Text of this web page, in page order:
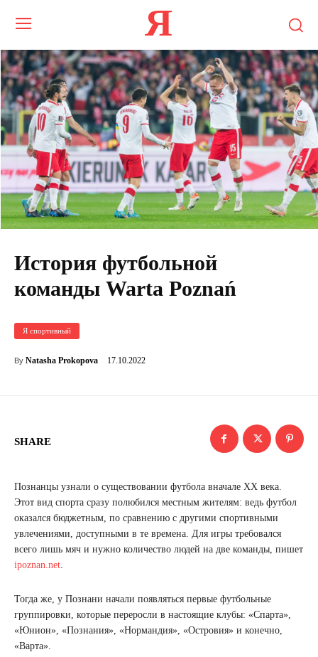
Я
История футбольной
команды Warta Poznań
Я спортивный
By Natasha Prokopova 17.10.2022
SHARE
Познанцы узнали о существовании футбола вначале ХХ века.
Этот вид спорта сразу полюбился местным жителям: ведь футбол
оказался бюджетным, по сравнению с другими спортивными
увлечениями, доступными в те времена. Для игры требовался
всего лишь мяч и нужно количество людей на две команды, пишет
ipoznan.net.
Тогда же, у Познани начали появляться первые футбольные
группировки, которые переросли в настоящие клубы: «Спарта»,
«Юнион», «Познания», «Нормандия», «Островия» и конечно,
«Варта».